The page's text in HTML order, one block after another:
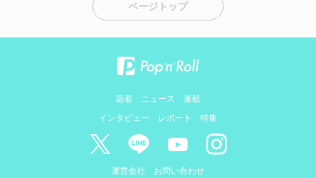
ページトップ
新着 ニュース
連載
インタビュー
レポート 特集
運営会社 お問い合わせ